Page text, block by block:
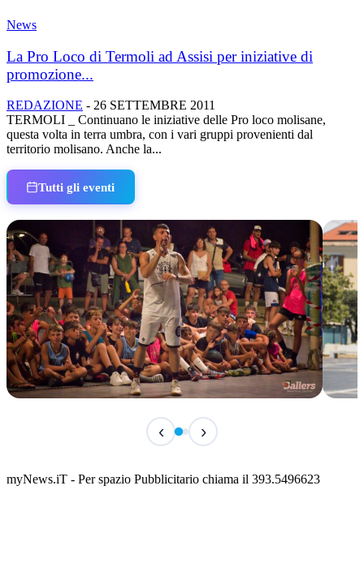
News
La Pro Loco di Termoli ad Assisi per iniziative di
promozione...
REDAZIONE - 26 SETTEMBRE 2011
TERMOLI _ Continuano le iniziative delle Pro loco molisane,
questa volta in terra umbra, con i vari gruppi provenienti dal
territorio molisano. Anche la...
Tutti gli eventi
Classic Contest 3vs3 Memorial Michele
📅 6 Agosto 2026 · 09:00 · 📍 Lungomare C. Colombo
‹ ›
myNews.iT - Per spazio Pubblicitario chiama il 393.5496623